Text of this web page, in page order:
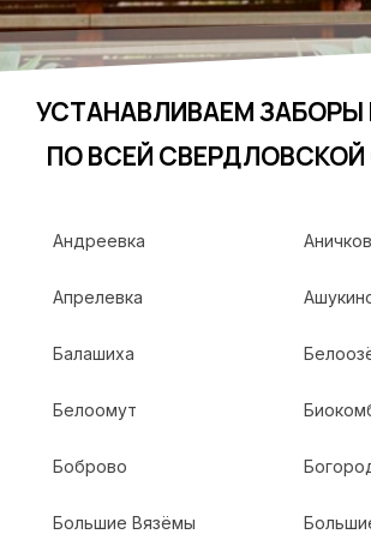
УСТАНАВЛИВАЕМ
ПО ВСЕЙ
Андреевка
Апрелевка
Балашиха
Белоомут
Боброво
Большие Вязёмы